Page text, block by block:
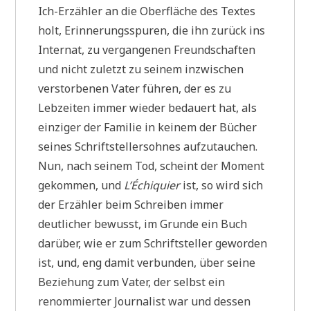
Ich-Erzähler an die Oberfläche des Textes
holt, Erinnerungsspuren, die ihn zurück ins
Internat, zu vergangenen Freundschaften
und nicht zuletzt zu seinem inzwischen
verstorbenen Vater führen, der es zu
Lebzeiten immer wieder bedauert hat, als
einziger der Familie in keinem der Bücher
seines Schriftstellersohnes aufzutauchen.
Nun, nach seinem Tod, scheint der Moment
gekommen, und L’Échiquierist, so wird sich
der Erzähler beim Schreiben immer
deutlicher bewusst, im Grunde ein Buch
darüber, wie er zum Schriftsteller geworden
ist, und, eng damit verbunden, über seine
Beziehung zum Vater, der selbst ein
renommierter Journalist war und dessen